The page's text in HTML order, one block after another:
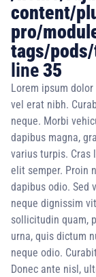
content/
pro/
tags/
line35
Lorem ipsum
vel erat nibh.
neque. Morbi
dapibus magna,
varius turpis. Cras
elit semper. Proin
dapibus odio. Sed
neque dignissim
sollicitudin quam,
urna, quis dictum
neque odio.
Donec ante nisl,